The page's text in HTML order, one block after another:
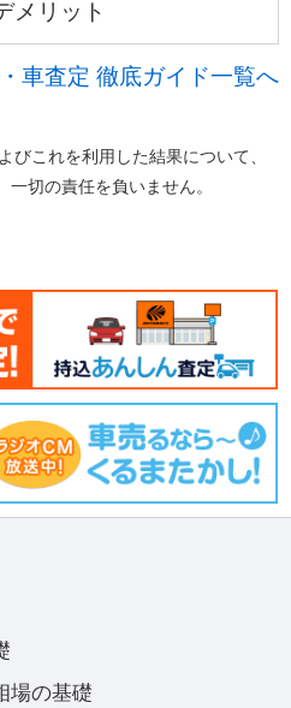
メリット
車査定 徹底ガイド一覧へ
これを利用した結果について、
切の責任を負いません。
場の基礎